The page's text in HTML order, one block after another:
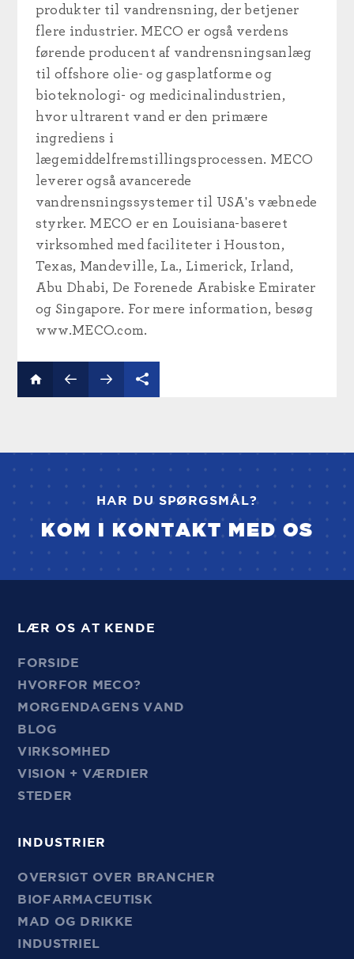
produkter til vandrensning, der betjener
flere industrier. MECO er også verdens
førende producent af vandrensningsanlæg
til offshore olie- og gasplatforme og
bioteknologi- og medicinalindustrien,
hvor ultrarent vand er den primære
ingrediens i
lægemiddelfremstillingsprocessen. MECO
leverer også avancerede
vandrensningssystemer til USA's væbnede
styrker. MECO er en Louisiana-baseret
virksomhed med faciliteter i Houston,
Texas, Mandeville, La., Limerick, Irland,
Abu Dhabi, De Forenede Arabiske Emirater
og Singapore. For mere information, besøg
www.MECO.com.
HAR DU SPØRGSMÅL?
KOM I KONTAKT MED OS
LÆR OS AT KENDE
FORSIDE
HVORFOR MECO?
MORGENDAGENS VAND
BLOG
VIRKSOMHED
VISION + VÆRDIER
STEDER
INDUSTRIER
OVERSIGT OVER BRANCHER
BIOFARMACEUTISK
MAD OG DRIKKE
INDUSTRIEL